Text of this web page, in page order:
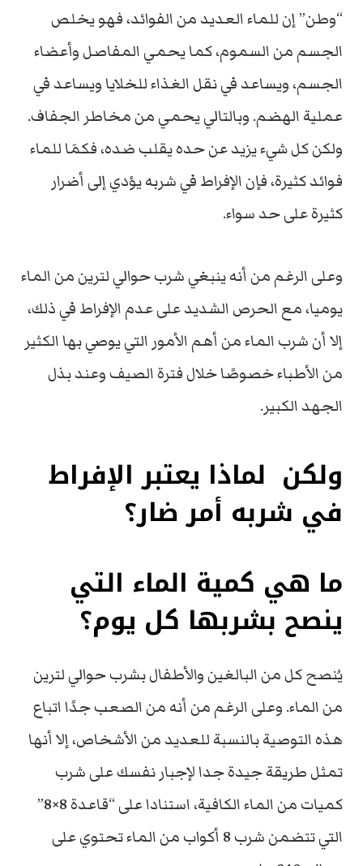
“وطن” إن للماء العديد من الفوائد، فهو يخلص
الجسم من السموم، كما يحمي المفاصل وأعضاء
الجسم، ويساعد في نقل الغذاء للخلايا ويساعد في
عملية الهضم. وبالتالي يحمي من مخاطر الجفاف.
ولكن كل شيء يزيد عن حده يقلب ضده، فكمَا للماء
فوائد كثيرة، فإن الإفراط في شربه يؤدي إلى أضرار
كثيرة على حد سواء.
وعلى الرغم من أنه ينبغي شرب حوالي لترين من الماء
يوميا، مع الحرص الشديد على عدم الإفراط في ذلك،
إلا أن شرب الماء من أهم الأمور التي يوصي بها الكثير
من الأطباء خصوصًا خلال فترة الصيف وعند بذل
الجهد الكبير.
ولكن لماذا يعتبر الإفراط
في شربه أمر ضار؟
ما هي كمية الماء التي
ينصح بشربها كل يوم؟
يُنصح كل من البالغين والأطفال بشرب حوالي لترين
من الماء. وعلى الرغم من أنه من الصعب جدًا اتباع
هذه التوصية بالنسبة للعديد من الأشخاص، إلا أنها
تمثل طريقة جيدة جدا لإجبار نفسك على شرب
كميات من الماء الكافية، استنادا على “قاعدة 8×8”
التي تتضمن شرب 8 أكواب من الماء تحتوي على